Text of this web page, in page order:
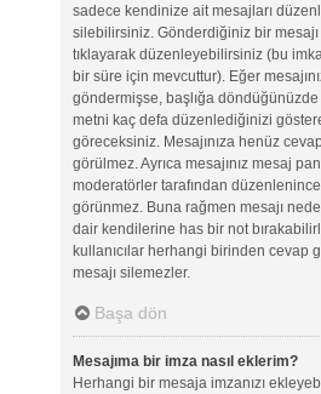
sadece kendinize ait mesajları
silebilirsiniz. Gönderdiğiniz bir
tıklayarak düzenleyebilirsiniz (bu
bir süre için mevcuttur). Eğer
göndermişse, başlığa döndüğünüzde
metni kaç defa düzenlediğinizi
göreceksiniz. Mesajınıza henüz
görülmez. Ayrıca mesajınız mesaj
moderatörler tarafından
görünmez. Buna rağmen mesajı
dair kendilerine has bir not
kullanıcılar herhangi birinden cevap
mesajı silemezler.
Başa dön
Mesajıma bir imza nasıl eklerim?
Herhangi bir mesaja imzanızı